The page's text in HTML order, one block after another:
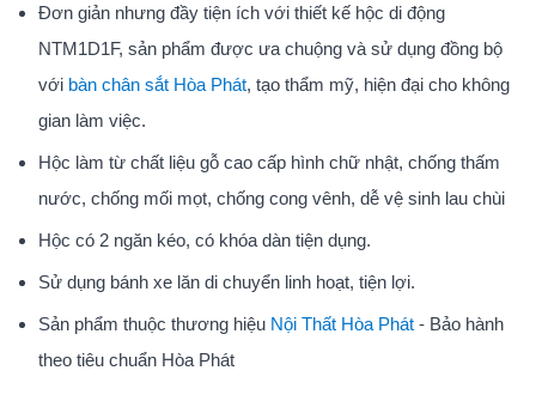
Đơn giản nhưng đầy tiện ích với thiết kế hộc di động
NTM1D1F, sản phẩm được ưa chuộng và sử dụng đồng bộ
với bàn chân sắt Hòa Phát, tạo thẩm mỹ, hiện đại cho không
gian làm việc.
Hộc làm từ chất liệu gỗ cao cấp hình chữ nhật, chống thấm
nước, chống mối mọt, chống cong vênh, dễ vệ sinh lau chùi
Hộc có 2 ngăn kéo, có khóa dàn tiện dụng.
Sử dụng bánh xe lăn di chuyển linh hoạt, tiện lợi.
Sản phẩm thuộc thương hiệu Nội Thất Hòa Phát- Bảo hành
theo tiêu chuẩn Hòa Phát